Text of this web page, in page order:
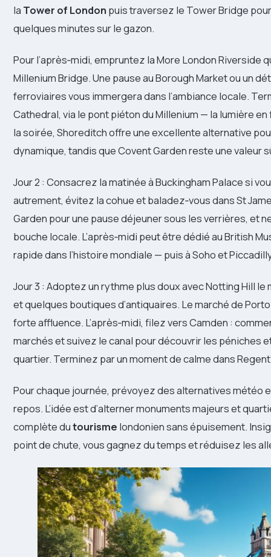
la Tower of London puis traversez le Tower Bridge
quelques minutes sur le gazon.
Pour l’après‑midi, empruntez la More London Riverside
Millenium Bridge. Une pause au Borough Market ou un
ferroviaires vous immergera dans l’ambiance locale.
Cathedral, via le pont piéton du Millenium — la lumière
la soirée, Shoreditch offre une excellente alternative
dynamique, tandis que Covent Garden reste une valeur
Jour 2 : Consacrez la matinée à Buckingham Palace si
autrement, évitez la cohue et baladez‑vous dans St
Garden pour une pause déjeuner sous les verrières, et
bouche locale. L’après‑midi peut être dédié au British
rapide dans l’histoire mondiale — puis à Soho et
Jour 3 : Adoptez un rythme plus doux avec Notting Hill
et quelques boutiques d’antiquaires. Le marché de
forte affluence. L’après‑midi, filez vers Camden :
marchés et suivez le canal pour découvrir les péniches
quartier. Terminez par un moment de calme dans
Pour chaque journée, prévoyez des alternatives météo
repos. L’idée est d’alterner monuments majeurs et
complète dutourisme londonien sans épuisement.
point de chute, vous gagnez du temps et réduisez les